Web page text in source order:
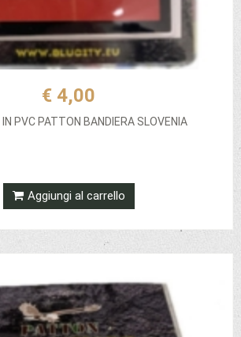
€ 4,00
IN PVC PATTON BANDIERA SLOVENIA
Aggiungi al carrello